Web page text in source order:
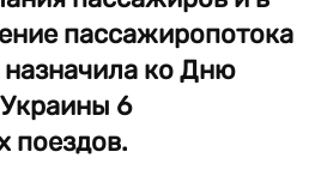
пассажиропотока
ко Дню
6
поездов.